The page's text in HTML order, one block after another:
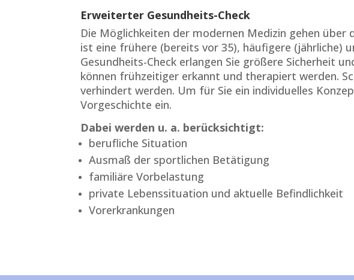
Erweiterter Gesundheits-Check
Die Möglichkeiten der modernen Medizin gehen über
ist eine frühere (bereits vor 35), häufigere (jährliche)
Gesundheits-Check erlangen Sie größere Sicherheit
können frühzeitiger erkannt und therapiert werden.
verhindert werden. Um für Sie ein individuelles
Vorgeschichte ein.
Dabei werden u. a. berücksichtigt:
berufliche Situation
Ausmaß der sportlichen Betätigung
familiäre Vorbelastung
private Lebenssituation und aktuelle Befindlichkeit
Vorerkrankungen